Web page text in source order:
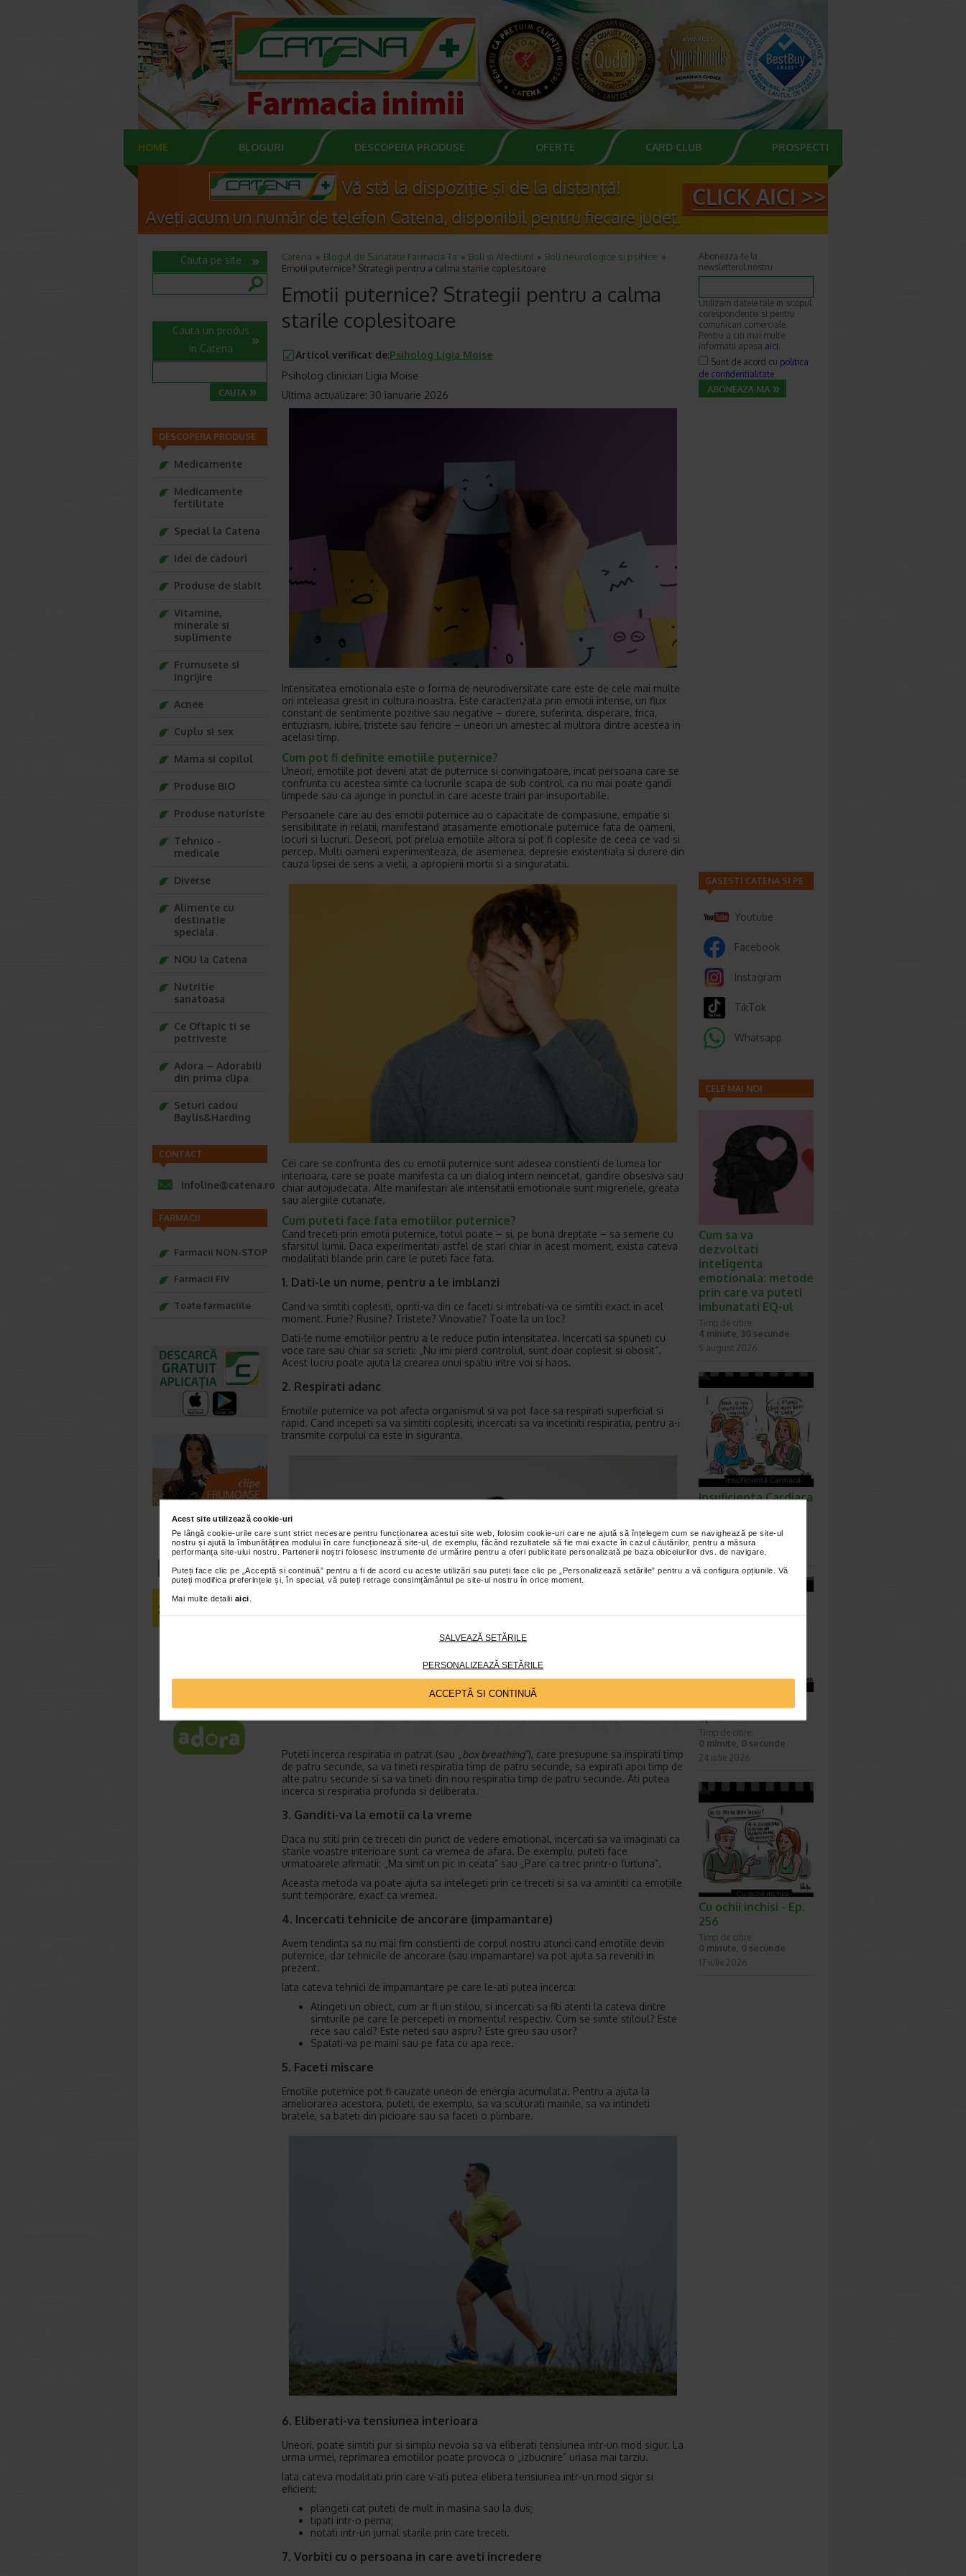
Acest site utilizează cookie-uri
Pe lângă cookie-urile care sunt strict necesare pentru funcționarea acestui site web, folosim cookie-uri care ne ajută să înțelegem cum se navighează pe site-ul
nostru și ajută la îmbunătățirea modului în care funcționează site-ul, de exemplu, făcând rezultatele să fie mai exacte în cazul căutărilor, pentru a măsura
performanța site-ului nostru. Partenerii noștri folosesc instrumente de urmărire pentru a oferi publicitate personalizată pe baza obiceiurilor dvs. de navigare.
Puteți face clic pe „Acceptă si continuă” pentru a fi de acord cu aceste utilizări sau puteți face clic pe „Personalizează setările” pentru a vă configura opțiunile. Vă
puteți modifica preferințele și, în special, vă puteți retrage consimțământul pe site-ul nostru în orice moment.
Mai multe detalii aici
SALVEAZĂ SETĂRILE
PERSONALIZEAZĂ SETĂRILE
ACCEPTĂ SI CONTINUĂ
HOME BLOGURI DESCOPERA PRODUSE OFERTE CARD CLUB PROSPECTE
Catena Blogul de Sanatate Farmacia Ta Boli si Afectiuni
Boli neurologice si psihice
Emotii puternice? Strategii pentru a calma starile coplesitoare
Emotii puternice? Strategii pentru a calma
starile coplesitoare
Articol verificat de:Psiholog Ligia Moise
Psiholog clinician Ligia Moise
Ultima actualizare: 30 ianuarie 2026
Intensitatea emotionala este o forma de neurodiversitate care este de cele mai multe
ori inteleasa gresit in cultura noastra. Este caracterizata prin emotii intense, un flux
constant de sentimente pozitive sau negative – durere, suferinta, disperare, frica,
entuziasm, iubire, tristete sau fericire – uneori un amestec al multora dintre acestea in
acelasi timp.
Cum pot fi definite emotiile puternice?
Uneori, emotiile pot deveni atat de puternice si convingatoare, incat persoana care se
confrunta cu acestea simte ca lucrurile scapa de sub control, ca nu mai poate gandi
limpede sau ca ajunge in punctul in care aceste trairi par insuportabile.
Persoanele care au des emotii puternice au o capacitate de compasiune, empatie si
sensibilitate in relatii, manifestand atasamente emotionale puternice fata de oameni,
locuri si lucruri. Deseori, pot prelua emotiile altora si pot fi coplesite de ceea ce vad si
percep. Multi oameni experimenteaza, de asemenea, depresie existentiala si durere din
cauza lipsei de sens a vietii, a apropierii mortii si a singuratatii.
Cei care se confrunta des cu emotii puternice sunt adesea constienti de lumea lor
interioara, care se poate manifesta ca un dialog intern neincetat, gandire obsesiva sau
chiar autojudecata. Alte manifestari ale intensitatii emotionale sunt migrenele, greata
sau alergiile cutanate.
Cum puteti face fata emotiilor puternice?
Cand treceti prin emotii puternice, totul poate – si, pe buna dreptate – sa semene cu
sfarsitul lumii. Daca experimentati astfel de stari chiar in acest moment, exista cateva
modalitati blande prin care le puteti face fata.
1. Dati-le un nume, pentru a le imblanzi
Cand va simtiti coplesiti, opriti-va din ce faceti si intrebati-va ce simtiti exact in acel
moment. Furie? Rusine? Tristete? Vinovatie? Toate la un loc?
Dati-le nume emotiilor pentru a le reduce putin intensitatea. Incercati sa spuneti cu
voce tare sau chiar sa scrieti: „Nu imi pierd controlul, sunt doar coplesit si obosit”.
Acest lucru poate ajuta la crearea unui spatiu intre voi si haos.
2. Respirati adanc
Emotiile puternice va pot afecta organismul si va pot face sa respirati superficial si
rapid. Cand incepeti sa va simtiti coplesiti, incercati sa va incetiniti respiratia, pentru a-i
transmite corpului ca este in siguranta.
Puteti incerca respiratia in patrat (sau „ box breathing”), care presupune sa inspirati timp
de patru secunde, sa va tineti respiratia timp de patru secunde, sa expirati apoi timp de
alte patru secunde si sa va tineti din nou respiratia timp de patru secunde. Ati putea
incerca si respiratia profunda si deliberata.
3. Ganditi-va la emotii ca la vreme
Daca nu stiti prin ce treceti din punct de vedere emotional, incercati sa va imaginati ca
starile voastre interioare sunt ca vremea de afara. De exemplu, puteti face
urmatoarele afirmatii: „Ma simt un pic in ceata” sau „Pare ca trec printr-o furtuna”.
Aceasta metoda va poate ajuta sa intelegeti prin ce treceti si sa va amintiti ca emotiile
sunt temporare, exact ca vremea.
4. Incercati tehnicile de ancorare (impamantare)
Avem tendinta sa nu mai fim constienti de corpul nostru atunci cand emotiile devin
puternice, dar tehnicile de ancorare (sau impamantare) va pot ajuta sa reveniti in
prezent.
Iata cateva tehnici de impamantare pe care le-ati putea incerca:
Atingeti un obiect, cum ar fi un stilou, si incercati sa fiti atenti la cateva dintre
simturile pe care le percepeti in momentul respectiv. Cum se simte stiloul? Este
rece sau cald? Este neted sau aspru? Este greu sau usor?
Spalati-va pe maini sau pe fata cu apa rece.
5. Faceti miscare
Emotiile puternice pot fi cauzate uneori de energia acumulata. Pentru a ajuta la
ameliorarea acestora, puteti, de exemplu, sa va scuturati mainile, sa va intindeti
bratele, sa bateti din picioare sau sa faceti o plimbare.
6. Eliberati-va tensiunea interioara
Uneori, poate simtiti pur si simplu nevoia sa va eliberati tensiunea intr-un mod sigur. La
urma urmei, reprimarea emotiilor poate provoca o „izbucnire” uriasa mai tarziu.
Iata cateva modalitati prin care v-ati putea elibera tensiunea intr-un mod sigur si
eficient:
plangeti cat puteti de mult in ​​masina sau la dus;
tipati intr-o perna;
notati intr-un jurnal starile prin care treceti.
7. Vorbiti cu o persoana in care aveti incredere
Cauta pe site
Cauta un produs
in Catena
DESCOPERA PRODUSE
Medicamente
Medicamente
fertilitate
Special la Catena
Idei de cadouri
Produse de slabit
Vitamine,
minerale si
suplimente
Frumusete si
ingrijire
Acnee
Cuplu si sex
Mama si copilul
Produse BIO
Produse naturiste
Tehnico -
medicale
Diverse
Alimente cu
destinatie
speciala
NOU la Catena
Nutritie
sanatoasa
Ce Oftapic ti se
potriveste
Adora – Adorabili
din prima clipa
Seturi cadou
Baylis&Harding
CONTACT
infoline@catena.ro
FARMACII
Farmacii NON-STOP
Farmacii FIV
Toate farmaciile
Aboneaza-te la
newsletterul nostru
Utilizam datele tale in scopul
corespondentei si pentru
comunicari comerciale.
Pentru a citi mai multe
informatii apasa aici.
Sunt de acord cu politica
de confidentialitate
GASESTI CATENA SI PE
Youtube
Facebook
Instagram
TikTok
Whatsapp
CELE MAI NOI
Cum sa va
dezvoltati
inteligenta
emotionala: metode
prin care va puteti
imbunatati EQ-ul
Timp de citire:
4 minute, 30 secunde
5 august 2026
Insuficienta Cardiaca
Timp de citire:
0 minute, 0 secunde
31 iulie 2026
Ep. 257
Timp de citire:
0 minute, 0 secunde
24 iulie 2026
Cu ochii inchisi - Ep.
256
Timp de citire:
0 minute, 0 secunde
17 iulie 2026